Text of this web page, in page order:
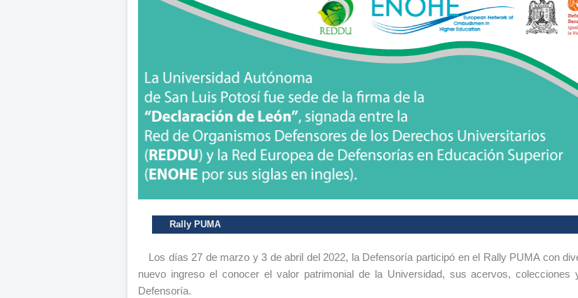
Rally PUMA
Los días 27 de marzo y 3 de abril del 2022, la Defensoría participó en el Rally PUMA con
nuevo ingreso el conocer el valor patrimonial de la Universidad, sus acervos,
Defensoría.